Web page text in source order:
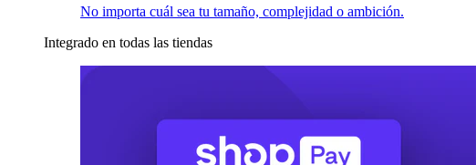
No importa cuál sea tu tamaño, complejidad o ambición.
Integrado en todas las tiendas